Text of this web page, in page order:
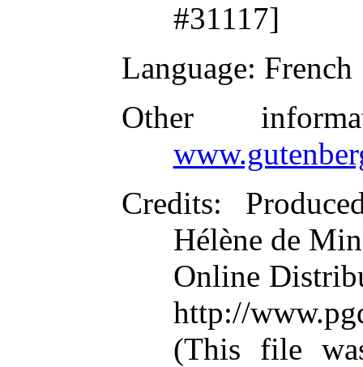
#31117]
Language: French
Other
Credits:
Hélène de
Online
http://
(This file